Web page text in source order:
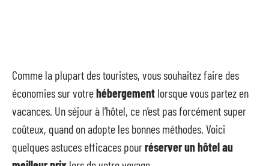
Comme la plupart des touristes, vous souhaitez faire des
économies sur votrehébergement lorsque vous partez en
vacances. Un séjour à l’hôtel, ce n’est pas forcément super
coûteux, quand on adopte les bonnes méthodes. Voici
quelques astuces efficaces pourréserver un hôtel au